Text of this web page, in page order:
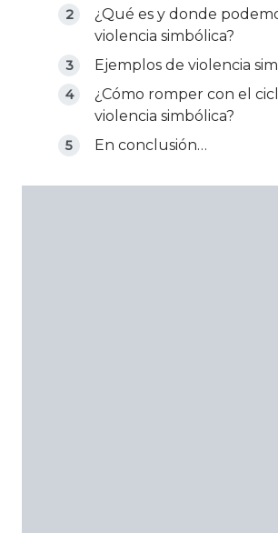
¿Qué es y donde
violencia simbólica?
Ejemplos de violencia
¿Cómo romper con el
violencia simbólica?
En conclusión…